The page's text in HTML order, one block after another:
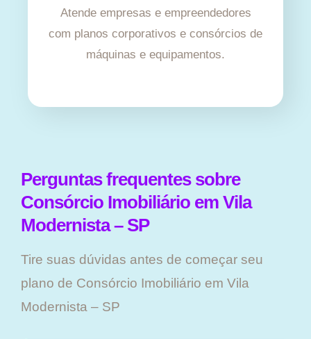
Atende empresas e empreendedores
com planos corporativos e consórcios de
máquinas e equipamentos.
Perguntas frequentes sobre
Consórcio Imobiliário em Vila
Modernista – SP
Tire suas dúvidas antes de começar seu
plano ​de Consórcio Imobiliário em Vila
Modernista – SP